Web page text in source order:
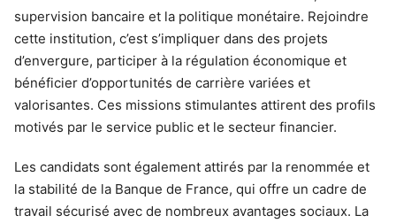
supervision bancaire et la politique monétaire. Rejoindre
cette institution, c’est s’impliquer dans des projets
d’envergure, participer à la régulation économique et
bénéficier d’opportunités de carrière variées et
valorisantes. Ces missions stimulantes attirent des profils
motivés par le service public et le secteur financier.
Les candidats sont également attirés par la renommée et
la stabilité de la Banque de France, qui offre un cadre de
travail sécurisé avec de nombreux avantages sociaux. La